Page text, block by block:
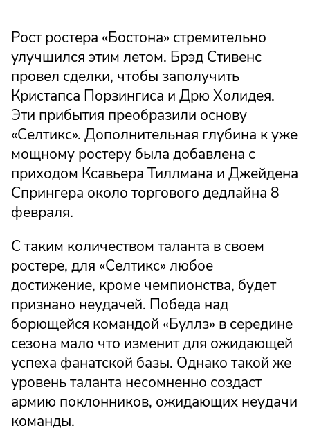
Рост ростера «Бостона» стремительно
улучшился этим летом. Брэд Стивенс
провел сделки, чтобы заполучить
Кристапса Порзингиса и Дрю Холидея.
Эти прибытия преобразили основу
«Селтикс». Дополнительная глубина к уже
мощному ростеру была добавлена с
приходом Ксавьера Тиллмана и Джейдена
Спрингера около торгового дедлайна 8
февраля.
С таким количеством таланта в своем
ростере, для «Селтикс» любое
достижение, кроме чемпионства, будет
признано неудачей. Победа над
борющейся командой «Буллз» в середине
сезона мало что изменит для ожидающей
успеха фанатской базы. Однако такой же
уровень таланта несомненно создаст
армию поклонников, ожидающих неудачи
команды.